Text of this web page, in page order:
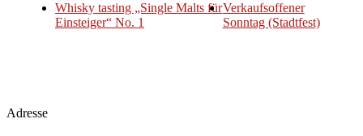
Whisky tasting „Single Malts für
Einsteiger“ No. 1
Verkaufsoffener
Sonntag (Stadtfest)
Adresse